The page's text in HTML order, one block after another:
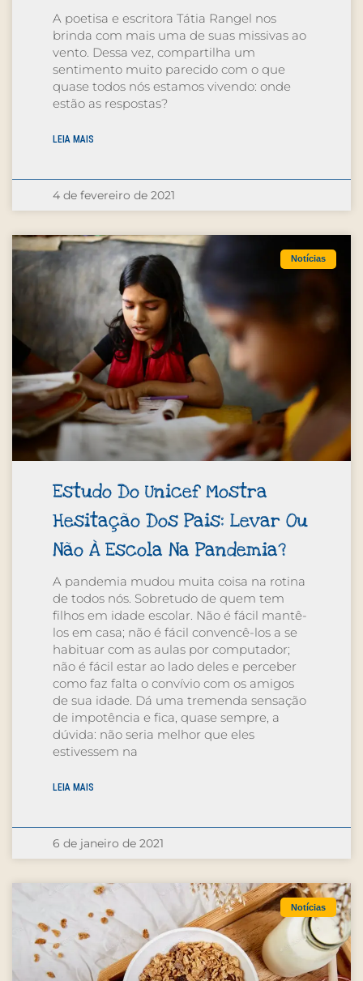
A poetisa e escritora Tátia Rangel nos
brinda com mais uma de suas missivas ao
vento. Dessa vez, compartilha um
sentimento muito parecido com o que
quase todos nós estamos vivendo: onde
estão as respostas?
LEIA MAIS
4 de fevereiro de 2021
Notícias
Estudo Do Unicef Mostra
Hesitação Dos Pais: Levar Ou
Não À Escola Na Pandemia?
A pandemia mudou muita coisa na rotina
de todos nós. Sobretudo de quem tem
filhos em idade escolar. Não é fácil mantê-
los em casa; não é fácil convencê-los a se
habituar com as aulas por computador;
não é fácil estar ao lado deles e perceber
como faz falta o convívio com os amigos
de sua idade. Dá uma tremenda sensação
de impotência e fica, quase sempre, a
dúvida: não seria melhor que eles
estivessem na
LEIA MAIS
6 de janeiro de 2021
Notícias